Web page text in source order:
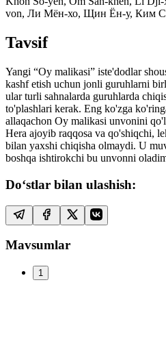
von, Ли Мён-хо, Щин Ён-у, Ким
Tavsif
Yangi “Oy malikasi” iste'dodlar
kashf etish uchun jonli guruhlarni
ular turli sahnalarda guruhlarda
to'plashlari kerak. Eng ko'zga
allaqachon Oy malikasi unvonini
Hera ajoyib raqqosa va qo'shiqchi,
bilan yaxshi chiqisha olmaydi. U
boshqa ishtirokchi bu unvonni
Do‘stlar bilan ulashish:
Mavsumlar
1